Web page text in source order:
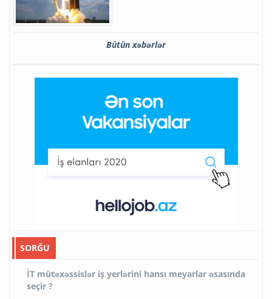
Bütün xəbərlər
SORĞU
İT mütəxəssislər iş yerlərini hansı meyarlar əsasında
seçir ?